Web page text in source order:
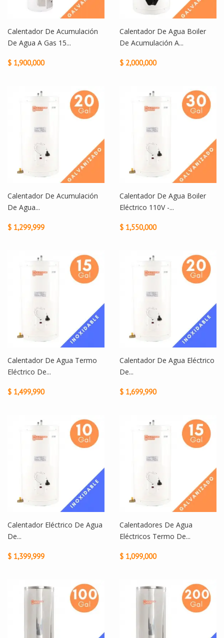
Calentador De Acumulación
De Agua A Gas 15...
$ 1,900,000
Calentador De Agua Boiler
De Acumulación A...
$ 2,000,000
Calentador De Acumulación
De Agua...
$ 1,299,999
Calentador De Agua Boiler
Eléctrico 110V -...
$ 1,550,000
Calentador De Agua Termo
Eléctrico De...
$ 1,499,990
Calentador De Agua Eléctrico
De...
$ 1,699,990
Calentador Eléctrico De Agua
De...
$ 1,399,999
Calentadores De Agua
Eléctricos Termo De...
$ 1,099,000